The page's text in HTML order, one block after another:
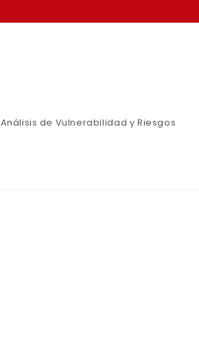
Análisis de Vulnerabilidad y Riesgos